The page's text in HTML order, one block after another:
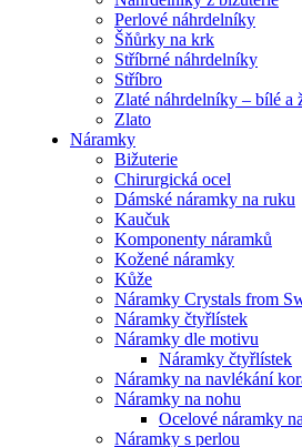
Perlové náhrdelníky
Šňůrky na krk
Stříbrné náhrdelníky
Stříbro
Zlaté náhrdelníky – bílé a
Zlato
Náramky
Bižuterie
Chirurgická ocel
Dámské náramky na ruku
Kaučuk
Komponenty náramků
Kožené náramky
Kůže
Náramky Crystals from
Náramky čtyřlístek
Náramky dle motivu
Náramky čtyřlístek
Náramky na navlékání
Náramky na nohu
Ocelové náramky
Náramky s perlou